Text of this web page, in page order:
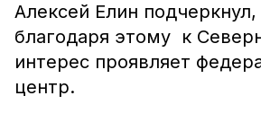
Алексей Елин подчеркнул,
благодаря этому к
интерес проявляет
центр.